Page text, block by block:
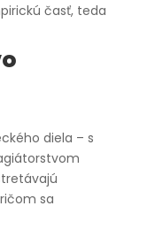
časť, teda
diela – s
sa